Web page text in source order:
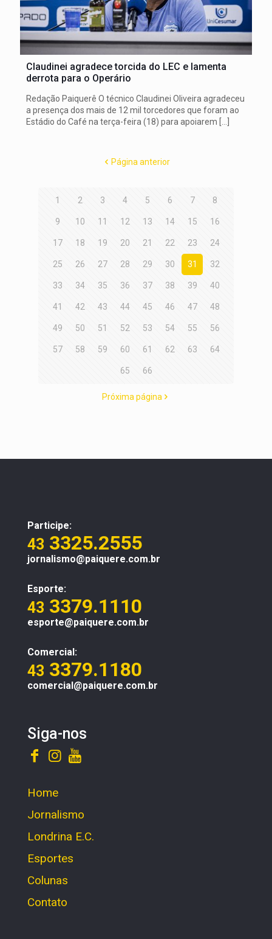
Claudinei agradece torcida do LEC e lamenta
derrota para o Operário
Redação Paiquerê O técnico Claudinei Oliveira agradeceu
a presença dos mais de 12 mil torcedores que foram ao
Estádio do Café na terça-feira (18) para apoiarem […]
Página anterior
1 2 3 4 5 6 7 8
9 10 11 12 13 14 15 16
17 18 19 20 21 22 23 24
25 26 27 28 29 30 31 32
33 34 35 36 37 38 39 40
41 42 43 44 45 46 47 48
49 50 51 52 53 54 55 56
57 58 59 60 61 62 63 64
65 66
Próxima página
Participe:
43 3325.2555
jornalismo@paiquere.com.br
Esporte:
43 3379.1110
esporte@paiquere.com.br
Comercial:
43 3379.1180
comercial@paiquere.com.br
Siga-nos
Home
Jornalismo
Londrina E.C.
Esportes
Colunas
Contato